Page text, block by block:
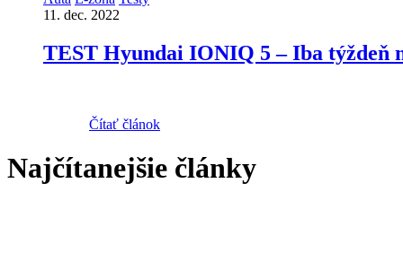
11. dec. 2022
TEST Hyundai IONIQ 5 – Iba týždeň
Čítať článok
Najčítanejšie články